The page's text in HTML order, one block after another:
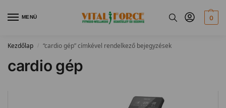
MENÜ 0
Kezdőlap / “cardio gép” címkével rendelkező bejegyzések
cardio gép